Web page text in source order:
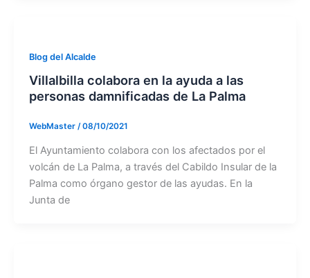
Blog del Alcalde
Villalbilla colabora en la ayuda a las
personas damnificadas de La Palma
WebMaster /08/10/2021
El Ayuntamiento colabora con los afectados por el
volcán de La Palma, a través del Cabildo Insular de la
Palma como órgano gestor de las ayudas. En la
Junta de